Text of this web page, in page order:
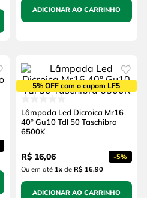
ADICIONAR AO CARRINHO
5% OFF com o cupom LF5
Lâmpada Led Dicroica Mr16
40° Gu10 Tdl 50 Taschibra
6500K
R$ 16,06 -5%
Ou em até 1xde R$ 16,90
ADICIONAR AO CARRINHO